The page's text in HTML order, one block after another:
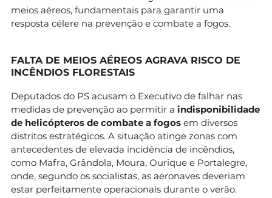
meios aéreos, fundamentais para garantir uma
resposta célere na prevenção e combate a fogos.
FALTA DE MEIOS AÉREOS AGRAVA RISCO DE
INCÊNDIOS FLORESTAIS
Deputados do PS acusam o Executivo de falhar nas
medidas de prevenção ao permitir a indisponibilidade
de helicópteros de combate a fogos em diversos
distritos estratégicos. A situação atinge zonas com
antecedentes de elevada incidência de incêndios,
como Mafra, Grândola, Moura, Ourique e Portalegre,
onde, segundo os socialistas, as aeronaves deveriam
estar perfeitamente operacionais durante o verão.